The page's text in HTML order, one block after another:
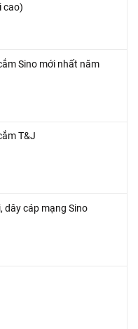
cao)
Sino mới nhất năm
T&J
dây cáp mạng Sino